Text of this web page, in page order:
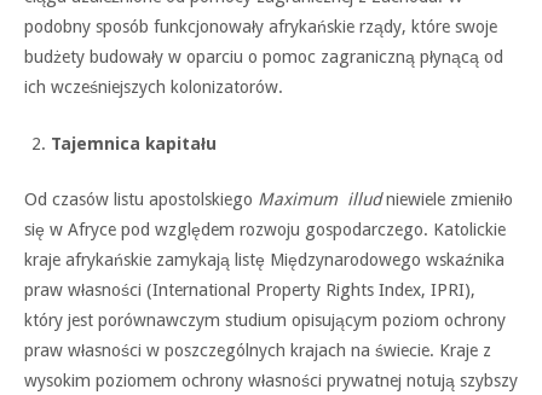
podobny sposób funkcjonowały afrykańskie rządy, które swoje
budżety budowały w oparciu o pomoc zagraniczną płynącą od
ich wcześniejszych kolonizatorów.
Tajemnica kapitału
Od czasów listu apostolskiego Maximum illudniewiele zmieniło
się w Afryce pod względem rozwoju gospodarczego. Katolickie
kraje afrykańskie zamykają listę Międzynarodowego wskaźnika
praw własności (International Property Rights Index, IPRI),
który jest porównawczym studium opisującym poziom ochrony
praw własności w poszczególnych krajach na świecie. Kraje z
wysokim poziomem ochrony własności prywatnej notują szybszy